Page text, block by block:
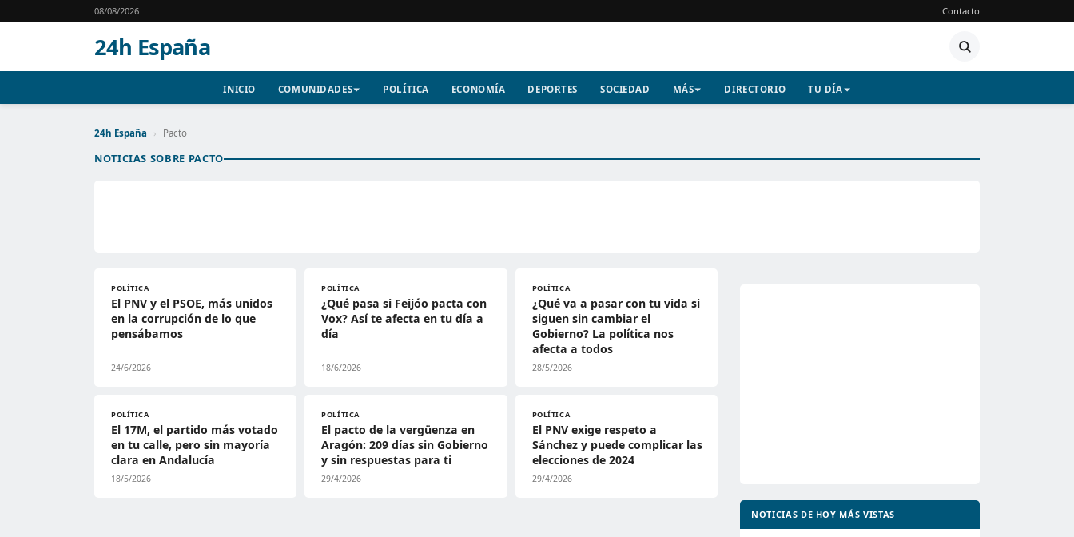
08/08/2026 Contacto
24h España
INICIO COMUNIDADES POLÍTICA ECONOMÍA DEPORTES SOCIEDAD MÁS DIRECTORIO TU DÍA
24h España › Pacto
NOTICIAS SOBRE PACTO
POLÍTICA
El PNV y el PSOE, más unidos
en la corrupción de lo que
pensábamos
24/6/2026
POLÍTICA
¿Qué pasa si Feijóo pacta con
Vox? Así te afecta en tu día a
día
18/6/2026
POLÍTICA
¿Qué va a pasar con tu vida si
siguen sin cambiar el
Gobierno? La política nos
afecta a todos
28/5/2026
POLÍTICA
El 17M, el partido más votado
en tu calle, pero sin mayoría
clara en Andalucía
18/5/2026
POLÍTICA
El pacto de la vergüenza en
Aragón: 209 días sin Gobierno
y sin respuestas para ti
29/4/2026
POLÍTICA
El PNV exige respeto a
Sánchez y puede complicar las
elecciones de 2024
29/4/2026
NOTICIAS DE HOY MÁS VISTAS